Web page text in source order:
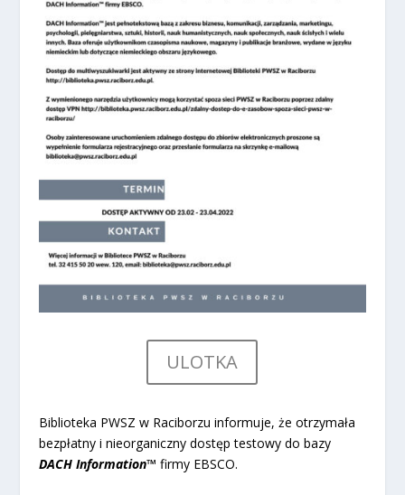
ULOTKA
​Biblioteka PWSZ w Raciborzu informuje, że otrzymała
bezpłatny i nieorganiczny dostęp testowy do bazy
DACH Information™ firmy EBSCO.